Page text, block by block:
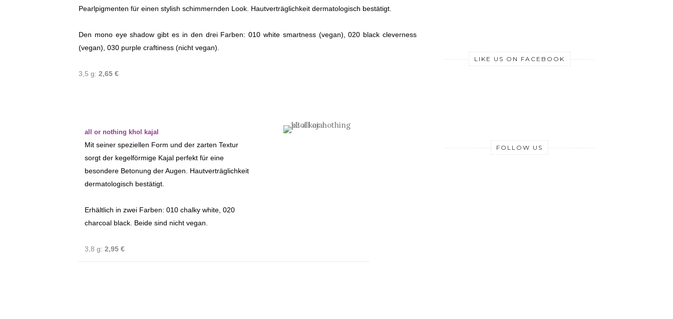
Pearlpigmenten für einen stylish schimmernden Look. Hautverträglichkeit dermatologisch bestätigt.
Den mono eye shadow gibt es in den drei Farben: 010 white smartness (vegan), 020 black cleverness
(vegan), 030 purple craftiness (nicht vegan).
3,5 g: 2,65 €
all or nothing khol kajal
Mit seiner speziellen Form und der zarten Textur
sorgt der kegelförmige Kajal perfekt für eine
besondere Betonung der Augen. Hautverträglichkeit
dermatologisch bestätigt.
Erhältlich in zwei Farben: 010 chalky white, 020
charcoal black. Beide sind nicht vegan.
3,8 g: 2,95 €
LIKE US ON FACEBOOK
FOLLOW US